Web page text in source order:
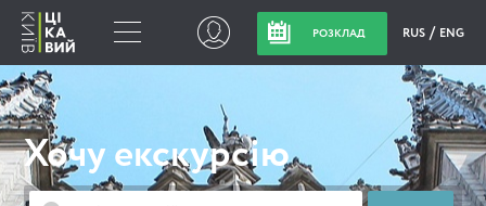
РОЗКЛАД RUS ENG
Хочу екскурсію
Замовлення
екскурсій
+380 44 333-68-68